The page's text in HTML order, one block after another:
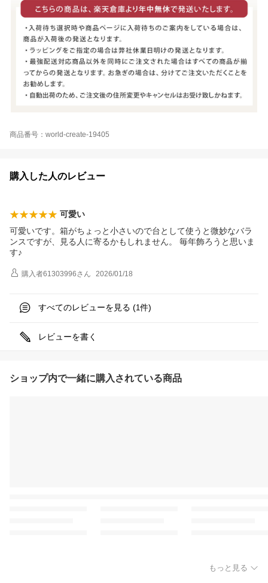
商品番号：world-create-19405
購入した人のレビュー
可愛い
可愛いです。箱がちょっと小さいので台として使うと微妙なバラ
ンスですが、見る人に寄るかもしれません。 毎年飾ろうと思いま
す♪
購入者61303996さん 2026/01/18
すべてのレビューを見る (1件)
レビューを書く
ショップ内で一緒に購入されている商品
もっと見る